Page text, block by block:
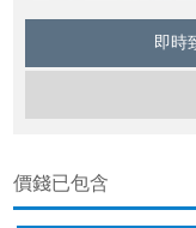
即時
價錢已包含